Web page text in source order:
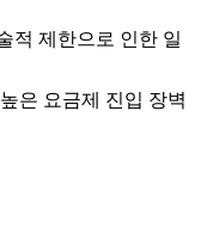
적 제한으로 인한 일
은 요금제 진입 장벽